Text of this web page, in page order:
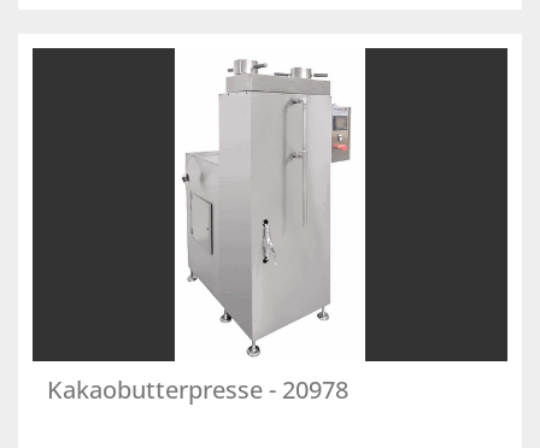
Kakaobutterpresse - 20978